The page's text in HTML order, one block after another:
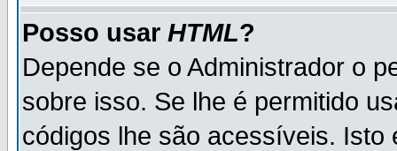
Posso usar HTML?
Depende se o Administrador o
sobre isso. Se lhe é permitido
códigos lhe são acessíveis.